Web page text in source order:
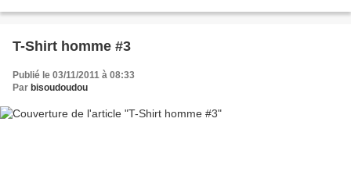
T-Shirt homme #3
Publié le 03/11/2011 à 08:33
Par bisoudoudou